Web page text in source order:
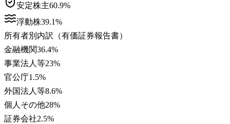
安定株主60.9%
浮動株39.1%
所有者別内訳（有価証券報告書）
金融機関36.4%
事業法人等23%
官公庁1.5%
外国法人等8.6%
個人その他28%
証券会社2.5%